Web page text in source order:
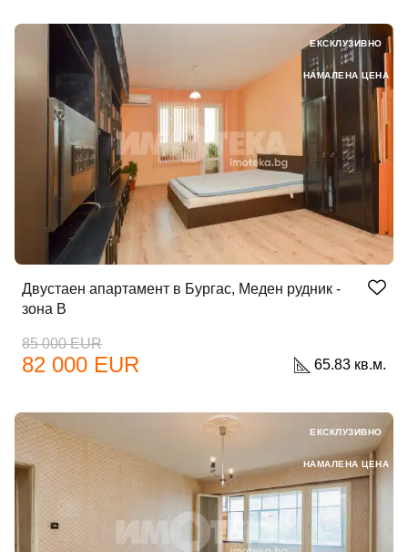
Двустаен апартамент в Бургас, Меден рудник -
зона В
85 000 EUR
82 000 EUR 65.83 кв.м.
ЕКСКЛУЗИВНО
НАМАЛЕНА ЦЕНА
ЕКСКЛУЗИВНО
НАМАЛЕНА ЦЕНА